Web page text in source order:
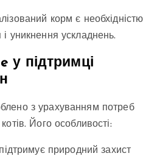
корм є необхідністю
і уникнення ускладнень.
у підтримці
з урахуванням потреб
Його особливості:
природний захист